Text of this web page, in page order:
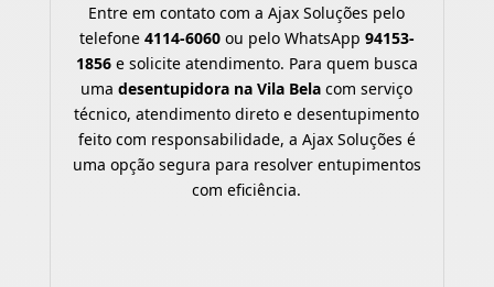
Entre em contato com a Ajax Soluções pelo
telefone 4114-6060ou pelo WhatsApp 94153-
1856e solicite atendimento. Para quem busca
umadesentupidora na Vila Bela com serviço
técnico, atendimento direto e desentupimento
feito com responsabilidade, a Ajax Soluções é
uma opção segura para resolver entupimentos
com eficiência.